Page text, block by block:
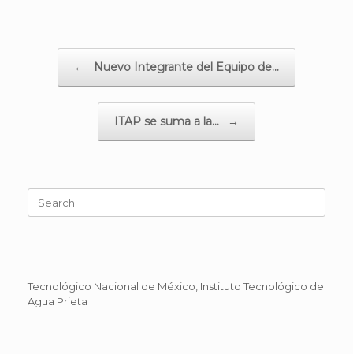
← Nuevo Integrante del Equipo de…
ITAP se suma a la… →
for:
Tecnológico Nacional de México, Instituto Tecnológico de
Agua Prieta